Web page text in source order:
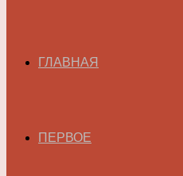
ГЛАВНАЯ
ПЕРВОЕ